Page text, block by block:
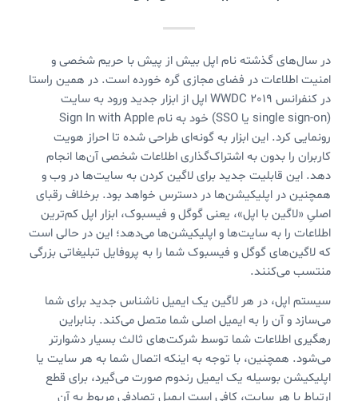
در سال‌های گذشته نام اپل بیش از پیش با حریم شخصی و
امنیت اطلاعات در فضای مجازی گره خورده است. در همین راستا
در کنفرانس WWDC 2019 اپل از ابزار جدید ورود به سایت
(single sign-on یا SSO) خود به نام Sign In with Apple
رونمایی کرد. این ابزار به گونه‌ای طراحی شده تا احراز هویت
کاربران را بدون به اشتراک‌گذاری اطلاعات شخصی آن‌ها انجام
دهد. این قابلیت جدید برای لاگین کردن به سایت‌ها در وب و
همچنین در اپلیکیشن‌ها در دسترس خواهد بود. برخلاف رقبای
اصلیِ «لاگین با اپل»، یعنی گوگل و فیسبوک، ابزار اپل کم‌ترین
اطلاعات را به سایت‌ها و اپلیکیشن‌ها می‌دهد؛ این در حالی است
که لاگین‌های گوگل و فیسبوک شما را به پروفایل تبلیغاتی بزرگی
منتسب می‌کنند.
سیستم اپل، در هر لاگین یک ایمیل ناشناس جدید برای شما
می‌سازد و آن را به ایمیل اصلی شما متصل می‌کند. بنابراین
رهگیری اطلاعات شما توسط شرکت‌های ثالث بسیار دشوارتر
می‌شود. همچنین، با توجه به اینکه اتصال شما به هر سایت یا
اپلیکیشن بوسیله یک ایمیل رندوم صورت می‌گیرد، برای قطع
ارتباط با هر سایت، کافی است ایمیل تصادفی مربوط به آن